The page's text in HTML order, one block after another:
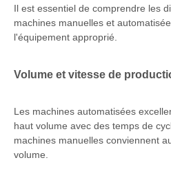
Il est essentiel de comprendre les
machines manuelles et
l'équipement approprié.
Volume et vitesse de
Les machines automatisées
haut volume avec des temps de
machines manuelles conviennent
volume.